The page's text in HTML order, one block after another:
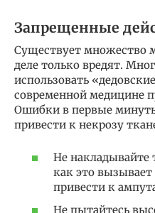
Запрещенные
Существует множество
деле только вредят.
использовать
современной медицине
Ошибки в первые
привести к некрозу
Не накладывайте
как это
привести к
Не пытайтесь